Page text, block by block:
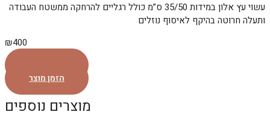
עשוי עץ אלון במידות 35/50 ס”מ כולל רגליים להרחקה ממשטח העבודה
ותעלה חרוטה בהיקף לאיסוף נוזלים
₪400
הזמן מוצר
מוצרים נוספים